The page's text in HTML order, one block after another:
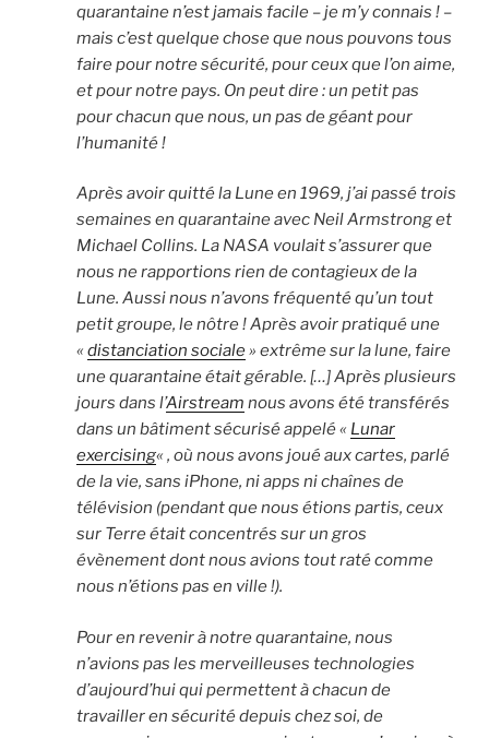
quarantaine n’est jamais facile – je m’y connais ! –
mais c’est quelque chose que nous pouvons tous
faire pour notre sécurité, pour ceux que l’on aime,
et pour notre pays. On peut dire : un petit pas
pour chacun que nous, un pas de géant pour
l’humanité !
Après avoir quitté la Lune en 1969, j’ai passé trois
semaines en quarantaine avec Neil Armstrong et
Michael Collins. La NASA voulait s’assurer que
nous ne rapportions rien de contagieux de la
Lune. Aussi nous n’avons fréquenté qu’un tout
petit groupe, le nôtre ! Après avoir pratiqué une
«distanciation sociale» extrême sur la lune, faire
une quarantaine était gérable. […] Après plusieurs
jours dans l’Airstream nous avons été transférés
dans un bâtiment sécurisé appelé « Lunar
exercising« , où nous avons joué aux cartes, parlé
de la vie, sans iPhone, ni apps ni chaînes de
télévision (pendant que nous étions partis, ceux
sur Terre était concentrés sur un gros
évènement dont nous avions tout raté comme
nous n’étions pas en ville !).
Pour en revenir à notre quarantaine, nous
n’avions pas les merveilleuses technologies
d’aujourd’hui qui permettent à chacun de
travailler en sécurité depuis chez soi, de